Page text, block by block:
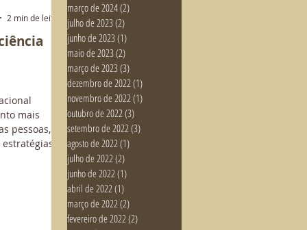
mais
pessoas,
2 min de leitura
março de 2024(2)
julho de 2023(2)
junho de 2023(1)
maio de 2023(2)
março de 2023(3)
dezembro de 2022(1)
novembro de 2022(1)
outubro de 2022(3)
setembro de 2022(3)
agosto de 2022(1)
julho de 2022(2)
junho de 2022(1)
abril de 2022(1)
março de 2022(2)
fevereiro de 2022(2)